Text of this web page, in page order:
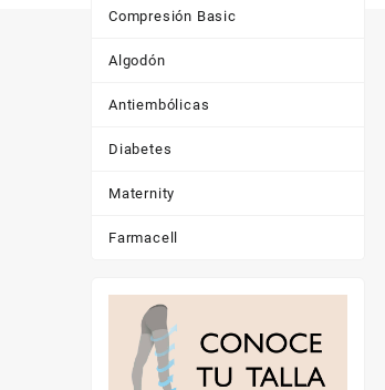
Compresión Basic
Algodón
Antiembólicas
Diabetes
Maternity
Farmacell